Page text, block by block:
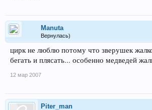
Manuta
Вернулась)
цирк не люблю потому что зверушек
бегать и плясать... особенно медведей
12 мар 2007
Piter_man